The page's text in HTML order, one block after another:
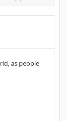
as people